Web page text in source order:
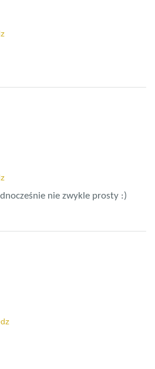
nie zwykle prosty :)